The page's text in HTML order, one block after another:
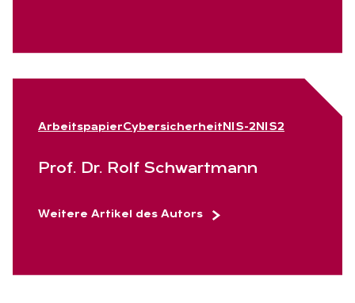
ArbeitspapierCybersicherheit NIS-2 NIS2
Prof. Dr. Rolf Schwart­mann
Weitere Artikel des Autors